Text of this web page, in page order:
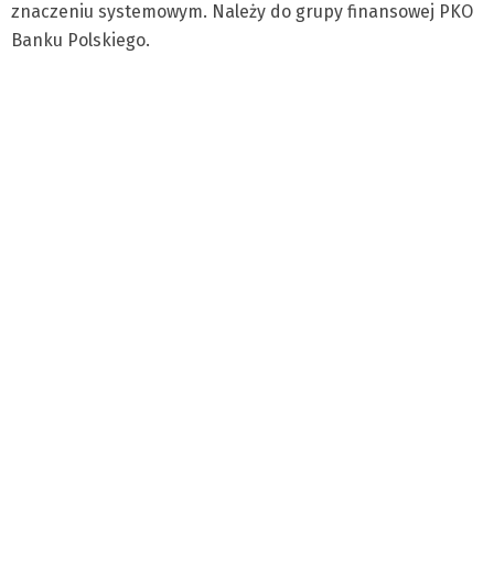
znaczeniu systemowym. Należy do grupy finansowej PKO
Banku Polskiego.